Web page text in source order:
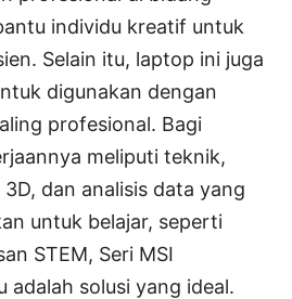
individu kreatif untuk
Selain itu, laptop ini juga
digunakan dengan
profesional. Bagi
meliputi teknik,
dan analisis data yang
untuk belajar, seperti
STEM, Seri MSI
adalah solusi yang ideal.